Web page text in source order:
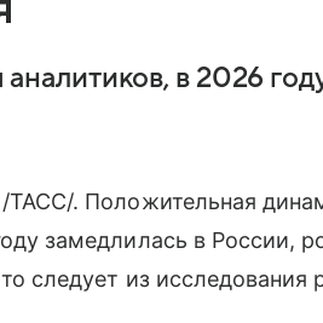
в 2026
. Положительная
замедлилась в России,
следует из исследования